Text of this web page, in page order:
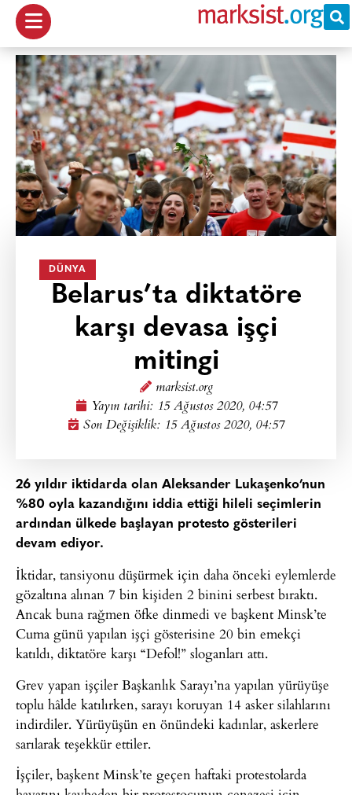
DÜNYA
Belarus’ta diktatöre
karşı devasa işçi
mitingi
marksist.org
Yayın tarihi: 15 Ağustos 2020, 04:57
Son Değişiklik: 15 Ağustos 2020, 04:57
26 yıldır iktidarda olan Aleksander Lukaşenko’nun
%80 oyla kazandığını iddia ettiği hileli seçimlerin
ardından ülkede başlayan protesto gösterileri
devam ediyor.
İktidar, tansiyonu düşürmek için daha önceki eylemlerde
gözaltına alınan 7 bin kişiden 2 binini serbest bıraktı.
Ancak buna rağmen öfke dinmedi ve başkent Minsk’te
Cuma günü yapılan işçi gösterisine 20 bin emekçi
katıldı, diktatöre karşı “Defol!” sloganları attı.
Grev yapan işçiler Başkanlık Sarayı’na yapılan yürüyüşe
toplu hâlde katılırken, sarayı koruyan 14 asker silahlarını
indirdiler. Yürüyüşün en önündeki kadınlar, askerlere
sarılarak teşekkür ettiler.
İşçiler, başkent Minsk’te geçen haftaki protestolarda